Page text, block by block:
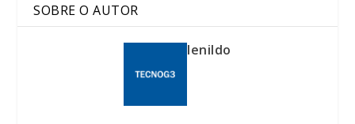
SOBRE O AUTOR
lenildo